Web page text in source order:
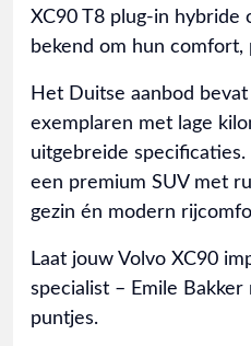
XC90 T8 plug-in hybride
bekend om hun
Het Duitse aanbod
exemplaren met lage
uitgebreide
een premium SUV met
gezin én modern
Laat jouw Volvo XC90
specialist – Emile
puntjes.